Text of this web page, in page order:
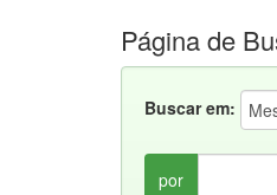
Página de
Buscar em:
por